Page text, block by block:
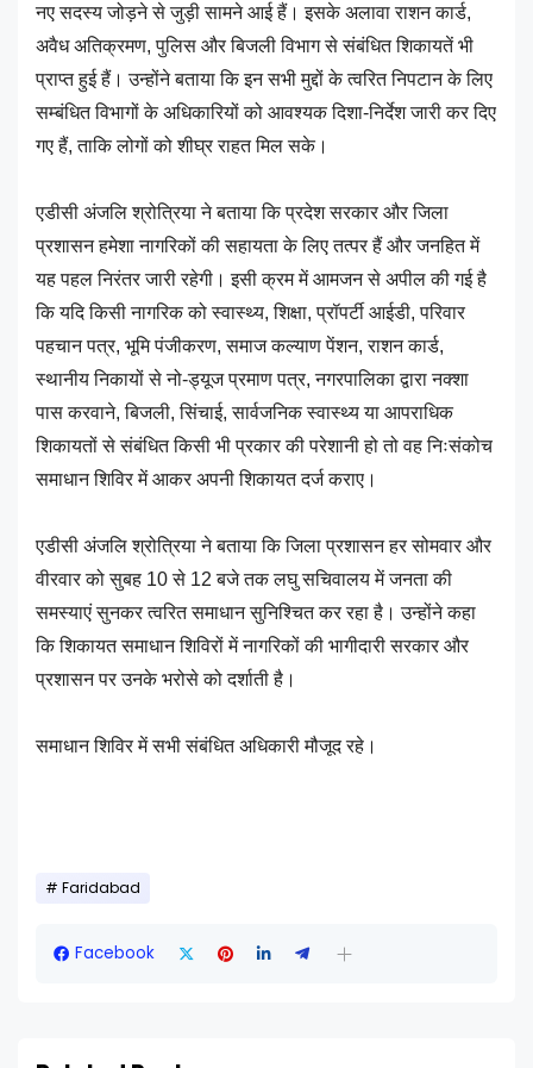
नए सदस्य जोड़ने से जुड़ी सामने आई हैं। इसके अलावा राशन कार्ड,
अवैध अतिक्रमण, पुलिस और बिजली विभाग से संबंधित शिकायतें भी
प्राप्त हुई हैं। उन्होंने बताया कि इन सभी मुद्दों के त्वरित निपटान के लिए
सम्बंधित विभागों के अधिकारियों को आवश्यक दिशा-निर्देश जारी कर दिए
गए हैं, ताकि लोगों को शीघ्र राहत मिल सके।
एडीसी अंजलि श्रोत्रिया ने बताया कि प्रदेश सरकार और जिला
प्रशासन हमेशा नागरिकों की सहायता के लिए तत्पर हैं और जनहित में
यह पहल निरंतर जारी रहेगी। इसी क्रम में आमजन से अपील की गई है
कि यदि किसी नागरिक को स्वास्थ्य, शिक्षा, प्रॉपर्टी आईडी, परिवार
पहचान पत्र, भूमि पंजीकरण, समाज कल्याण पेंशन, राशन कार्ड,
स्थानीय निकायों से नो-ड्यूज प्रमाण पत्र, नगरपालिका द्वारा नक्शा
पास करवाने, बिजली, सिंचाई, सार्वजनिक स्वास्थ्य या आपराधिक
शिकायतों से संबंधित किसी भी प्रकार की परेशानी हो तो वह निःसंकोच
समाधान शिविर में आकर अपनी शिकायत दर्ज कराए।
एडीसी अंजलि श्रोत्रिया ने बताया कि जिला प्रशासन हर सोमवार और
वीरवार को सुबह 10 से 12 बजे तक लघु सचिवालय में जनता की
समस्याएं सुनकर त्वरित समाधान सुनिश्चित कर रहा है। उन्होंने कहा
कि शिकायत समाधान शिविरों में नागरिकों की भागीदारी सरकार और
प्रशासन पर उनके भरोसे को दर्शाती है।
समाधान शिविर में सभी संबंधित अधिकारी मौजूद रहे।
Faridabad
Facebook